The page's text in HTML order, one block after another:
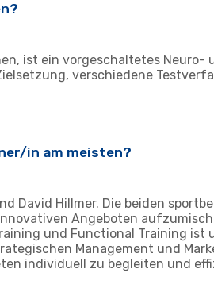
ist ein vorgeschaltetes Neuro-
verschiedene
in am meisten?
David Hillmer. Die beiden
Angeboten
und Functional Training ist
Management und
individuell zu begleiten und